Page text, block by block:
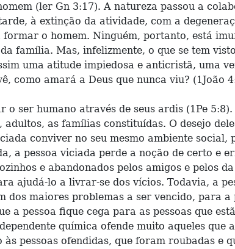
(ler Gn 3:17). A natureza passou a
à extinção da atividade, com a
o homem. Ninguém, portanto, está
família. Mas, infelizmente, o que se tem
uma atitude impiedosa e anticristã, uma
como amará a Deus que nunca viu? (1João
o ser humano através de seus ardis (1Pe
as famílias constituídas. O desejo
conviver no seu mesmo ambiente
a pessoa viciada perde a noção de certo e
e abandonados pelos amigos e pelos
ajudá-lo a livrar-se dos vícios. Todavia, a
dos maiores problemas a ser vencido, para
a pessoa fique cega para as pessoas que
química ofende muito aqueles que
pessoas ofendidas, que foram roubadas e